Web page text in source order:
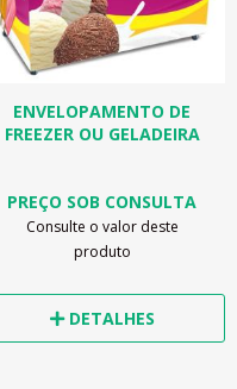
ENVELOPAMENTO DE
FREEZER OU GELADEIRA
PREÇO SOB CONSULTA
Consulte o valor deste
produto
DETALHES